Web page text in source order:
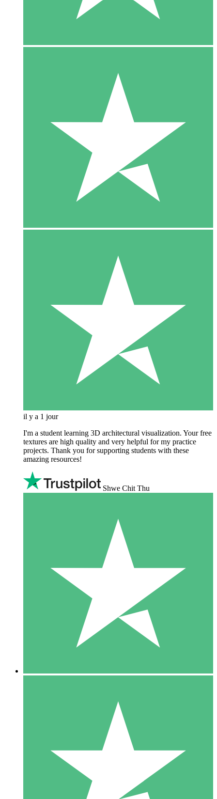
il y a 1 jour
I'm a student learning 3D architectural visualization. Your free
textures are high quality and very helpful for my practice
projects. Thank you for supporting students with these
amazing resources!
Shwe Chit Thu